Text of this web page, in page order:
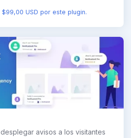
USD por este plugin.
avisos a los visitantes